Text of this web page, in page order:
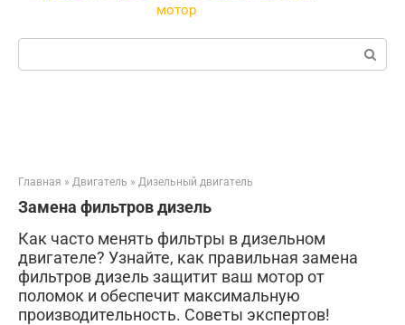
мотор
Поиск:
Главная » Двигатель » Дизельный двигатель
Замена фильтров дизель
Как часто менять фильтры в дизельном
двигателе? Узнайте, как правильная замена
фильтров дизель защитит ваш мотор от
поломок и обеспечит максимальную
производительность. Советы экспертов!